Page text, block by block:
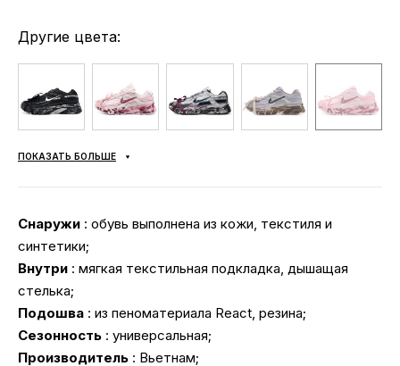
Другие цвета:
ПОКАЗАТЬ БОЛЬШЕ
Снаружи : обувь выполнена из кожи, текстиля и
синтетики;
Внутри : мягкая текстильная подкладка, дышащая
стелька;
Подошва : из пеноматериала React, резина;
Сезонность : универсальная;
Производитель : Вьетнам;